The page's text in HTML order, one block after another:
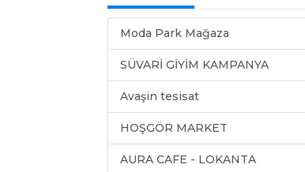
Moda Park Mağaza
SÜVARİ GİYİM KAMPANYA
Avaşin tesisat
HOŞGÖR MARKET
AURA CAFE - LOKANTA